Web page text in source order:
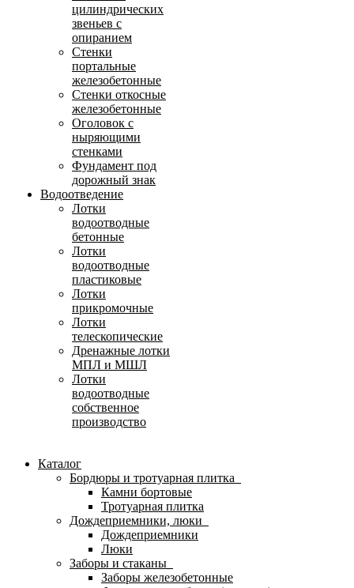
цилиндрических
звеньев с
опиранием
Стенки
портальные
железобетонные
Стенки откосные
железобетонные
Оголовок с
ныряющими
стенками
Фундамент под
дорожный знак
Водоотведение
Лотки
водоотводные
бетонные
Лотки
водоотводные
пластиковые
Лотки
прикромочные
Лотки
телескопические
Дренажные лотки
МПЛ и МШЛ
Лотки
водоотводные
собственное
производство
Каталог
Бордюры и тротуарная плитка
Камни бортовые
Тротуарная плитка
Дождеприемники, люки
Дождеприемники
Люки
Заборы и стаканы
Заборы железобетонные